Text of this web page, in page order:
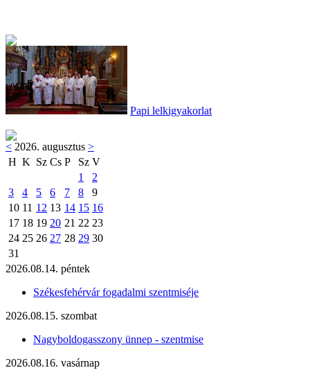
Papi lelkigyakorlat
< 2026. augusztus >
H K Sz Cs P Sz V
1
2
3
4 5 6 7 8
9
10 11 12 13 14 15 16
17 18 19 20 21 22 23
24 25 26 27 28 29 30
31
2026.08.14. péntek
Székesfehérvár fogadalmi szentmiséje
2026.08.15. szombat
Nagyboldogasszony ünnep - szentmise
2026.08.16. vasárnap